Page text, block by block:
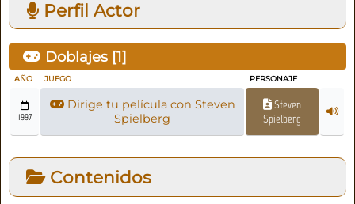
Perfil Actor
Doblajes [1]
AÑO JUEGO PERSONAJE
1997
Dirige tu película con Steven
Spielberg
Steven
Spielberg
Contenidos